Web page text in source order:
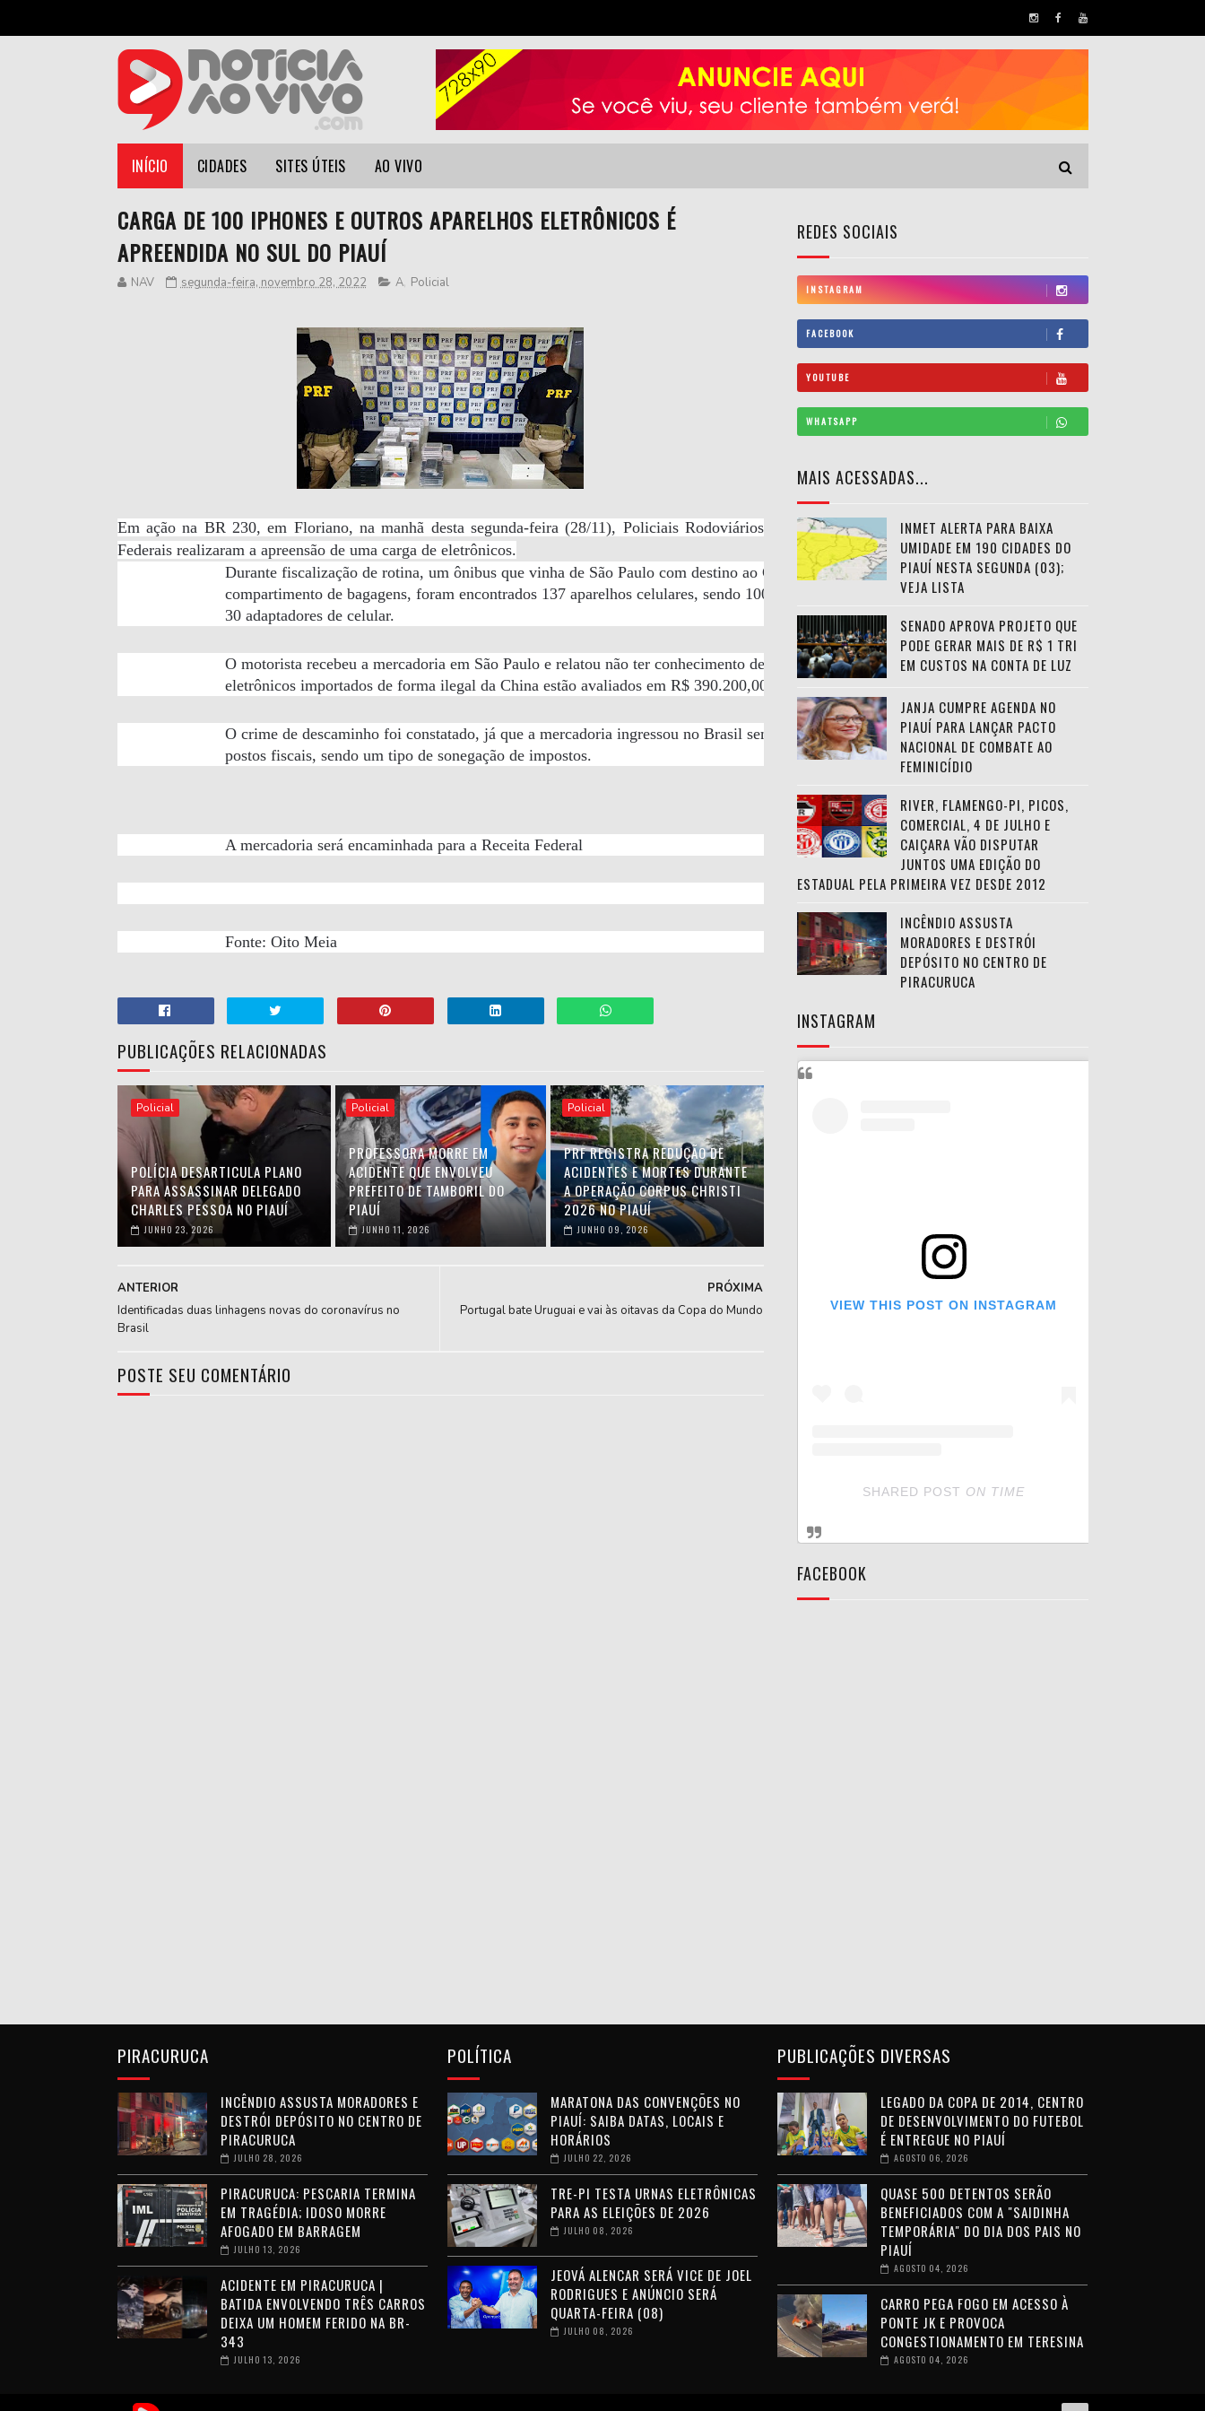
INÍCIO CIDADES SITES ÚTEIS AO VIVO
CARGA DE 100 IPHONES E OUTROS APARELHOS ELETRÔNICOS É
APREENDIDA NO SUL DO PIAUÍ
NAV segunda-feira, novembro 28, 2022 A, Policial
Em ação na BR 230, em Floriano, na manhã desta segunda-feira (28/11), Policiais Rodoviários
Federais realizaram a apreensão de uma carga de eletrônicos.
Durante fiscalização de rotina, um ônibus que vinha de São Paulo com destino ao Ceará concedeu ordem de parada, e durante a vistoria no
compartimento de bagagens, foram encontrados 137 aparelhos celulares, sendo 100 iphones, 35 redmi e dois poco x4, além de dois macbooks e
30 adaptadores de celular.
O motorista recebeu a mercadoria em São Paulo e relatou não ter conhecimento de quem seria o proprietário ou destinatário da carga. Os
eletrônicos importados de forma ilegal da China estão avaliados em R$ 390.200,00.
O crime de descaminho foi constatado, já que a mercadoria ingressou no Brasil sem passar pelos trâmites aduaneiros, sem ser declarada nos
postos fiscais, sendo um tipo de sonegação de impostos.
A mercadoria será encaminhada para a Receita Federal
Fonte: Oito Meia
PUBLICAÇÕES RELACIONADAS
Policial
POLÍCIA DESARTICULA PLANO
PARA ASSASSINAR DELEGADO
CHARLES PESSOA NO PIAUÍ
JUNHO 23, 2026
Policial
PROFESSORA MORRE EM
ACIDENTE QUE ENVOLVEU
PREFEITO DE TAMBORIL DO
PIAUÍ
JUNHO 11, 2026
Policial
PRF REGISTRA REDUÇÃO DE
ACIDENTES E MORTES DURANTE
A OPERAÇÃO CORPUS CHRISTI
2026 NO PIAUÍ
JUNHO 09, 2026
PRÓXIMA
Portugal bate Uruguai e vai às oitavas da Copa do Mundo
ANTERIOR
Identificadas duas linhagens novas do coronavírus no
Brasil
POSTE SEU COMENTÁRIO
REDES SOCIAIS
INSTAGRAM
FACEBOOK
YOUTUBE
WHATSAPP
MAIS ACESSADAS...
INMET ALERTA PARA BAIXA
UMIDADE EM 190 CIDADES DO
PIAUÍ NESTA SEGUNDA (03);
VEJA LISTA
SENADO APROVA PROJETO QUE
PODE GERAR MAIS DE R$ 1 TRI
EM CUSTOS NA CONTA DE LUZ
JANJA CUMPRE AGENDA NO
PIAUÍ PARA LANÇAR PACTO
NACIONAL DE COMBATE AO
FEMINICÍDIO
RIVER, FLAMENGO-PI, PICOS,
COMERCIAL, 4 DE JULHO E
CAIÇARA VÃO DISPUTAR
JUNTOS UMA EDIÇÃO DO
ESTADUAL PELA PRIMEIRA VEZ DESDE 2012
INCÊNDIO ASSUSTA
MORADORES E DESTRÓI
DEPÓSITO NO CENTRO DE
PIRACURUCA
INSTAGRAM
VIEW THIS POST ON INSTAGRAM
SHARED POST ON TIME
FACEBOOK
PIRACURUCA
INCÊNDIO ASSUSTA MORADORES E
DESTRÓI DEPÓSITO NO CENTRO DE
PIRACURUCA
JULHO 28, 2026
PIRACURUCA: PESCARIA TERMINA
EM TRAGÉDIA; IDOSO MORRE
AFOGADO EM BARRAGEM
JULHO 13, 2026
ACIDENTE EM PIRACURUCA |
BATIDA ENVOLVENDO TRÊS CARROS
DEIXA UM HOMEM FERIDO NA BR-
343
JULHO 13, 2026
POLÍTICA
MARATONA DAS CONVENÇÕES NO
PIAUÍ: SAIBA DATAS, LOCAIS E
HORÁRIOS
JULHO 22, 2026
TRE-PI TESTA URNAS ELETRÔNICAS
PARA AS ELEIÇÕES DE 2026
JULHO 08, 2026
JEOVÁ ALENCAR SERÁ VICE DE JOEL
RODRIGUES E ANÚNCIO SERÁ
QUARTA-FEIRA (08)
JULHO 08, 2026
PUBLICAÇÕES DIVERSAS
LEGADO DA COPA DE 2014, CENTRO
DE DESENVOLVIMENTO DO FUTEBOL
É ENTREGUE NO PIAUÍ
AGOSTO 06, 2026
QUASE 500 DETENTOS SERÃO
BENEFICIADOS COM A "SAIDINHA
TEMPORÁRIA" DO DIA DOS PAIS NO
PIAUÍ
AGOSTO 04, 2026
CARRO PEGA FOGO EM ACESSO À
PONTE JK E PROVOCA
CONGESTIONAMENTO EM TERESINA
AGOSTO 04, 2026